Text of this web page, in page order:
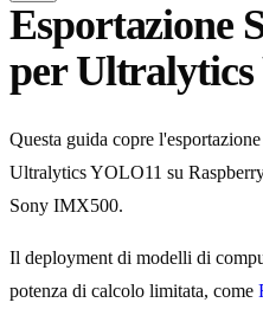
Esportazione
per
Questa guida copre
Ultralytics YOLO11 su
Sony IMX500.
Il deployment di modelli di
potenza di calcolo limitata, come